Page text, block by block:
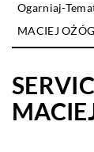
Ogarniaj-
MACIEJ OŻÓG